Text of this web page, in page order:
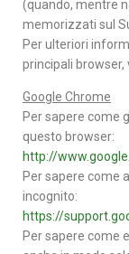
(quando, mentre
memorizzati sul
Per ulteriori
principali browser,
Google Chrome
Per sapere come
questo browser:
http://
Per sapere come
incognito:
https://
Per sapere come